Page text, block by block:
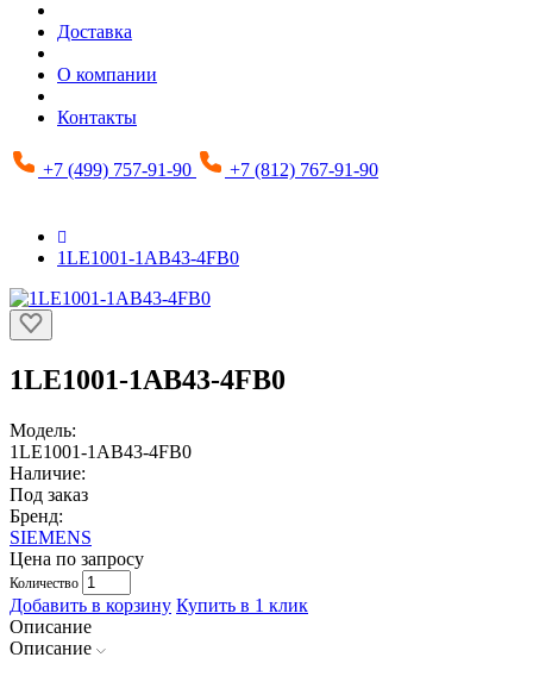
Доставка
О компании
Контакты
+7 (499) 757-91-90 +7 (812) 767-91-90
1LE1001-1AB43-4FB0
1LE1001-1AB43-4FB0
Модель:
1LE1001-1AB43-4FB0
Наличие:
Под заказ
Бренд:
SIEMENS
Цена по запросу
Количество
Добавить в корзину Купить в 1 клик
Описание
Описание